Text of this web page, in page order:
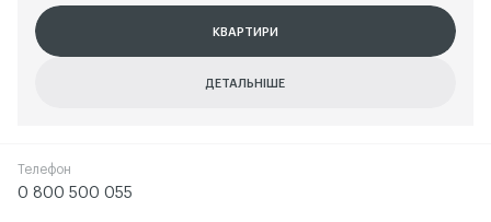
КВАРТИРИ
КВАРТИРИ
КВАРТИРИ
КВАРТИРИ
ДЕТАЛЬНІШЕ
ДЕТАЛЬНІШЕ
ДЕТАЛЬНІШЕ
ДЕТАЛЬНІШЕ
Телефон
0 800 500 055